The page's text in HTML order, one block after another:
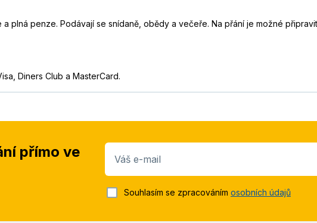
plná penze. Podávají se snídaně, obědy a večeře. Na přání je možné
Diners Club a MasterCard.
přímo ve
Váš e-mail
Souhlasím se zpracováním osobních údajů